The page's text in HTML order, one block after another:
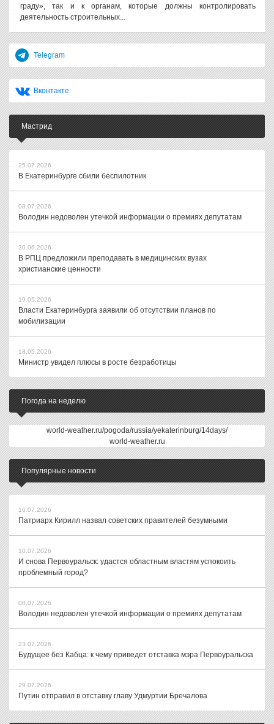
граду», так и к органам, которые должны контролировать
деятельность строительных...
Telegram
Вконтакте
Мастрид
25.07.2026
В Екатеринбурге сбили беспилотник
08.07.2026
Володин недоволен утечкой информации о премиях депутатам
30.06.2026
В РПЦ предложили преподавать в медицинских вузах
христианские ценности
19.05.2026
Власти Екатеринбурга заявили об отсутствии планов по
мобилизации
18.05.2026
Министр увидел плюсы в росте безработицы
Погода на неделю
world-weather.ru/pogoda/russia/yekaterinburg/14days/
world-weather.ru
Популярные новости
16.07.2026
Патриарх Кирилл назвал советских правителей безумными
10.07.2026
И снова Первоуральск: удастся областным властям успокоить
проблемный город?
08.07.2026
Володин недоволен утечкой информации о премиях депутатам
23.07.2026
Будущее без Кабца: к чему приведет отставка мэра Первоуральска
29.07.2026
Путин отправил в отставку главу Удмуртии Бречалова